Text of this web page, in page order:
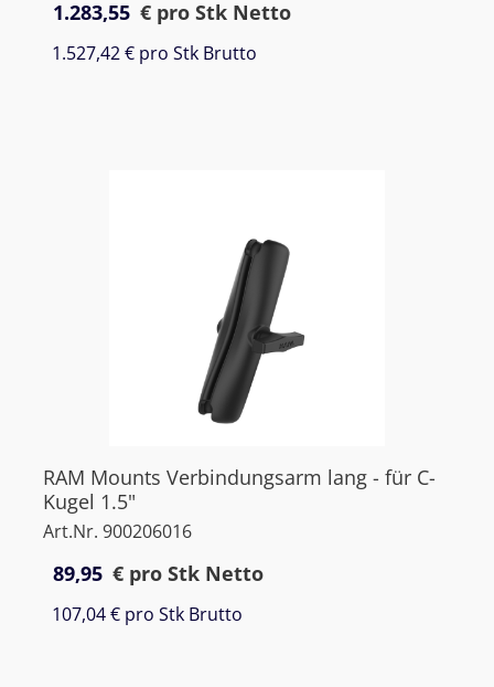
1.283,55 € pro Stk Netto
1.527,42 € pro Stk Brutto
RAM Mounts Verbindungsarm lang - für C-
Kugel 1.5"
Art.Nr. 900206016
89,95 € pro Stk Netto
107,04 € pro Stk Brutto